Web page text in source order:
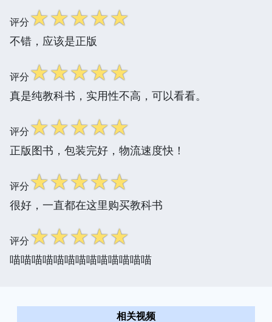
评分☆☆☆☆☆
不错，应该是正版
评分☆☆☆☆☆
真是纯教科书，实用性不高，可以看看。
评分☆☆☆☆☆
正版图书，包装完好，物流速度快！
评分☆☆☆☆☆
很好，一直都在这里购买教科书
评分☆☆☆☆☆
喵喵喵喵喵喵喵喵喵喵喵喵喵
相关视频